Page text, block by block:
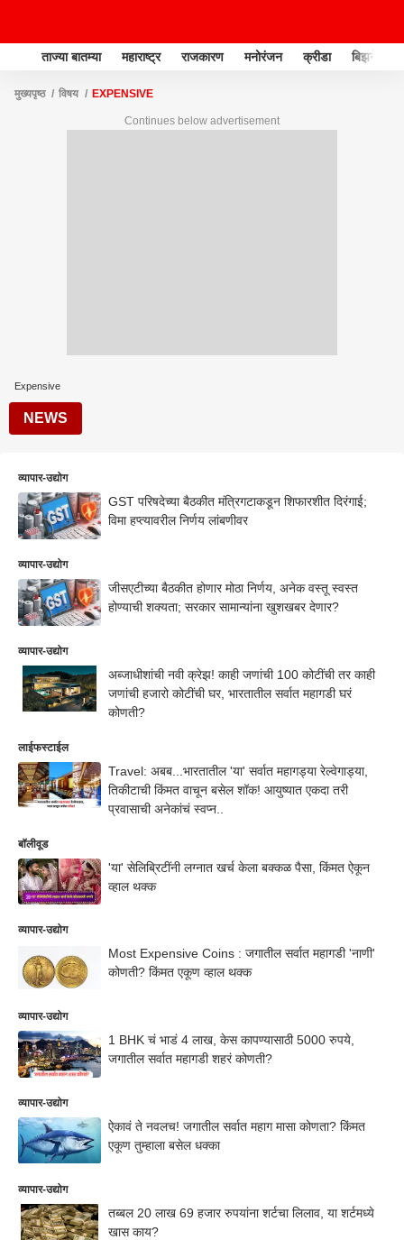
ताज्या बातम्या महाराष्ट्र राजकारण मनोरंजन क्रीडा बिझनेस
मुख्यपृष्ठ विषय EXPENSIVE
Continues below advertisement
Expensive
NEWS
व्यापार-उद्योग
GST परिषदेच्या बैठकीत मंत्रिगटाकडून शिफारशीत दिरंगाई;
विमा हप्त्यावरील निर्णय लांबणीवर
व्यापार-उद्योग
जीसएटीच्या बैठकीत होणार मोठा निर्णय, अनेक वस्तू स्वस्त
होण्याची शक्यता; सरकार सामान्यांना खुशखबर देणार?
व्यापार-उद्योग
अब्जाधीशांची नवी क्रेझ! काही जणांची 100 कोटींची तर काही
जणांची हजारो कोटींची घर, भारतातील सर्वात महागडी घरं
कोणती?
लाईफस्टाईल
Travel: अबब...भारतातील 'या' सर्वात महागड्या रेल्वेगाड्या,
तिकीटाची किंमत वाचून बसेल शॉक! आयुष्यात एकदा तरी
प्रवासाची अनेकांचं स्वप्न..
बॉलीवूड
'या' सेलिब्रिटींनी लग्नात खर्च केला बक्कळ पैसा, किंमत ऐकून
व्हाल थक्क
व्यापार-उद्योग
Most Expensive Coins : जगातील सर्वात महागडी 'नाणी'
कोणती? किंमत एकूण व्हाल थक्क
व्यापार-उद्योग
1 BHK चं भाडं 4 लाख, केस कापण्यासाठी 5000 रुपये,
जगातील सर्वात महागडी शहरं कोणती?
व्यापार-उद्योग
ऐकावं ते नवलच! जगातील सर्वात महाग मासा कोणता? किंमत
एकूण तुम्हाला बसेल धक्का
व्यापार-उद्योग
तब्बल 20 लाख 69 हजार रुपयांना शर्टचा लिलाव, या शर्टमध्ये
खास काय?